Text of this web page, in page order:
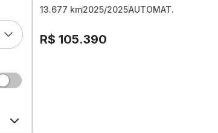
13.677 km2025/2025AUTOMAT.
R$ 105.390